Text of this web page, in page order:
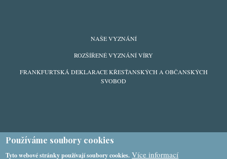
NAŠE VYZNÁNÍ
ROZŠÍŘENÉ VYZNÁNÍ VÍRY
FRANKFURTSKÁ DEKLARACE KŘESŤANSKÝCH A OBČANSKÝCH
SVOBOD
Používáme soubory cookies
Tyto webové stránky používají soubory cookies. Více informací